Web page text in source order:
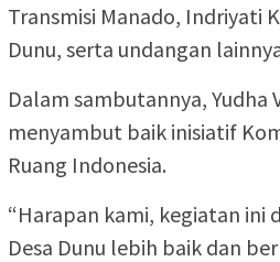
Transmisi Manado, Indriyati
Dunu, serta undangan
Dalam sambutannya, Yudha
menyambut baik inisiatif
Ruang Indonesia.
“Harapan kami, kegiatan ini
Desa Dunu lebih baik dan